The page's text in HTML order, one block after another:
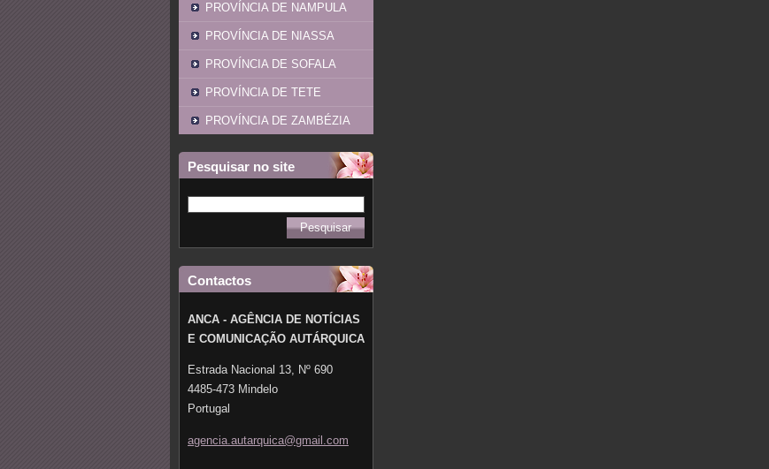
PROVÍNCIA DE NAMPULA
PROVÍNCIA DE NIASSA
PROVÍNCIA DE SOFALA
PROVÍNCIA DE TETE
PROVÍNCIA DE ZAMBÉZIA
Pesquisar no site
Contactos
ANCA - AGÊNCIA DE NOTÍCIAS
E COMUNICAÇÃO AUTÁRQUICA
Estrada Nacional 13, Nº 690
4485-473 Mindelo
Portugal
agencia. autarquica@gmail .com